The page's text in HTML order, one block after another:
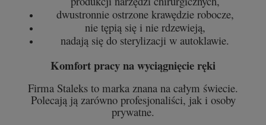
dwustronnie ostrzone krawędzie robocze,
nie tępią się i nie rdzewieją,
nadają się do sterylizacji w autoklawie.
Komfort pracy na wyciągnięcie ręki
Firma Staleks to marka znana na całym świecie.
Polecają ją zarówno profesjonaliści, jak i osoby
prywatne.